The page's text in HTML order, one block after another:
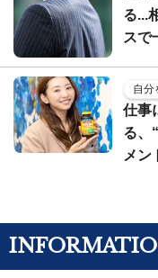
る...
スで
自分
仕事
る、
メン